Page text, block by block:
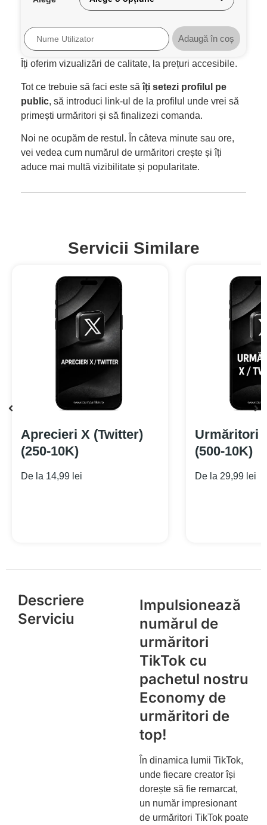
Îți oferim vizualizări de calitate, la prețuri accesibile.
Tot ce trebuie să faci este săîți setezi profilul pe
public, să introduci link-ul de la profilul unde vrei să
primești urmăritori și să finalizezi comanda.
Noi ne ocupăm de restul. În câteva minute sau ore,
vei vedea cum numărul de urmăritori crește și îți
aduce mai multă vizibilitate și popularitate.
Adaugă în coș
Servicii Similare
Aprecieri X (Twitter)
(250-10K)
De la 14,99 lei
Urmăritori
(500-10K)
De la 29,99 lei
Descriere
Serviciu
Impulsionează
numărul de
urmăritori
TikTok cu
pachetul nostru
Economy de
urmăritori de
top!
În dinamica lumii TikTok,
unde fiecare creator își
dorește să fie remarcat,
un număr impresionant
de urmăritori TikTok poate